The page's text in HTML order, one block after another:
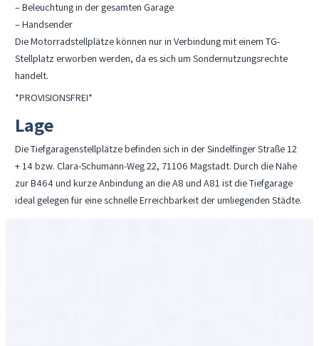
– Beleuchtung in der gesamten Garage
– Handsender
Die Motorradstellplätze können nur in Verbindung mit einem TG-
Stellplatz erworben werden, da es sich um Sondernutzungsrechte
handelt.
*PROVISIONSFREI*
Lage
Die Tiefgaragenstellplätze befinden sich in der Sindelfinger Straße 12
+ 14 bzw. Clara-Schumann-Weg 22, 71106 Magstadt. Durch die Nähe
zur B464 und kurze Anbindung an die A8 und A81 ist die Tiefgarage
ideal gelegen für eine schnelle Erreichbarkeit der umliegenden Städte.